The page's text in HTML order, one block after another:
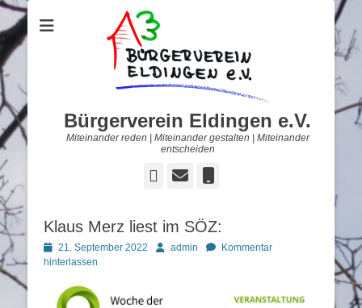
Bürgerverein Eldingen e.V.
Miteinander reden | Miteinander gestalten | Miteinander
entscheiden
Facebook
E-
Klaus Merz liest im SÖZ:
Posted
on
21. September 2022 Autoradmin
Kommentar
hinterlassen